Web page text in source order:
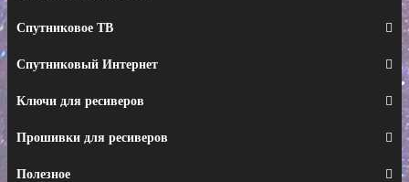
Спутниковое ТВ
Спутниковый Интернет
Ключи для ресиверов
Прошивки для ресиверов
Полезное